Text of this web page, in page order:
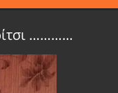
…………